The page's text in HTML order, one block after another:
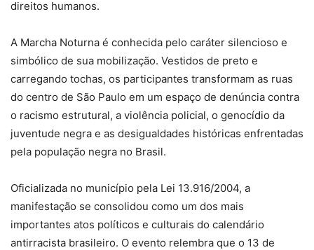
direitos humanos.
A Marcha Noturna é conhecida pelo caráter silencioso e
simbólico de sua mobilização. Vestidos de preto e
carregando tochas, os participantes transformam as ruas
do centro de São Paulo em um espaço de denúncia contra
o racismo estrutural, a violência policial, o genocídio da
juventude negra e as desigualdades históricas enfrentadas
pela população negra no Brasil.
Oficializada no município pela Lei 13.916/2004, a
manifestação se consolidou como um dos mais
importantes atos políticos e culturais do calendário
antirracista brasileiro. O evento relembra que o 13 de